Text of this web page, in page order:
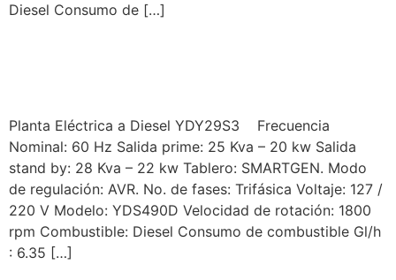
Diesel Consumo de […]
Planta Eléctrica a Diesel YDY29S3 Frecuencia
Nominal: 60 Hz Salida prime: 25 Kva – 20 kw Salida
stand by: 28 Kva – 22 kw Tablero: SMARTGEN. Modo
de regulación: AVR. No. de fases: Trifásica Voltaje: 127 /
220 V Modelo: YDS490D Velocidad de rotación: 1800
rpm Combustible: Diesel Consumo de combustible Gl/h
: 6.35 […]